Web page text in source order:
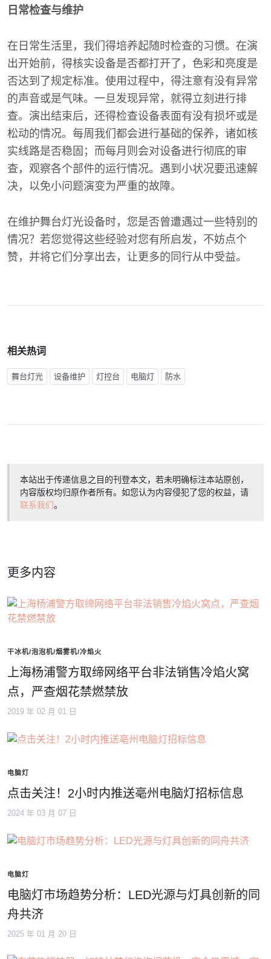
日常检查与维护
在日常生活里，我们得培养起随时检查的习惯。在演
出开始前，得核实设备是否都打开了，色彩和亮度是
否达到了规定标准。使用过程中，得注意有没有异常
的声音或是气味。一旦发现异常，就得立刻进行排
查。演出结束后，还得检查设备表面有没有损坏或是
松动的情况。每周我们都会进行基础的保养，诸如核
实线路是否稳固；而每月则会对设备进行彻底的审
查，观察各个部件的运行情况。遇到小状况要迅速解
决，以免小问题演变为严重的故障。
在维护舞台灯光设备时，您是否曾遭遇过一些特别的
情况？若您觉得这些经验对您有所启发，不妨点个
赞，并将它们分享出去，让更多的同行从中受益。
相关热词
舞台灯光 设备维护 灯控台 电脑灯 防水
本站出于传递信息之目的刊登本文，若未明确标注本站原创，
内容版权均归原作者所有。如您认为内容侵犯了您的权益，请
联系我们。
更多内容
干冰机/泡泡机/烟雾机/冷焰火
上海杨浦警方取缔网络平台非法销售冷焰火窝
点，严查烟花禁燃禁放
2019 年 02 月 01 日
电脑灯
点击关注！2小时内推送亳州电脑灯招标信息
2024 年 03 月 07 日
电脑灯
电脑灯市场趋势分析：LED光源与灯具创新的同
舟共济
2025 年 01 月 20 日